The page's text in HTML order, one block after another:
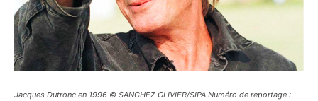
Jacques Dutronc en 1996 © SANCHEZ OLIVIER/SIPA Numéro de reportage :